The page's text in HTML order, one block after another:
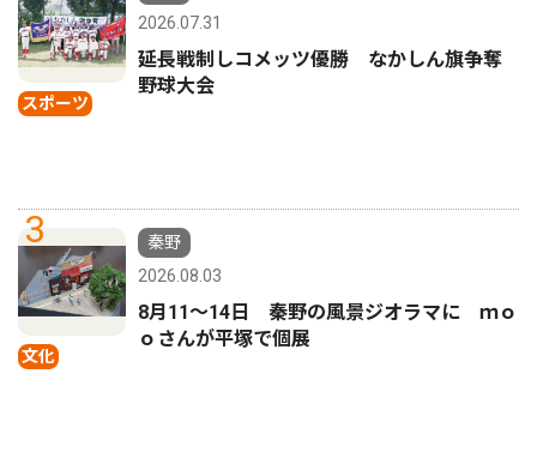
スポーツ
2026.07.31
延長戦制しコメッツ優勝 なかしん旗争奪
野球大会
3
文化
秦野
2026.08.03
8月11〜14日 秦野の風景ジオラマに ｍｏ
ｏさんが平塚で個展